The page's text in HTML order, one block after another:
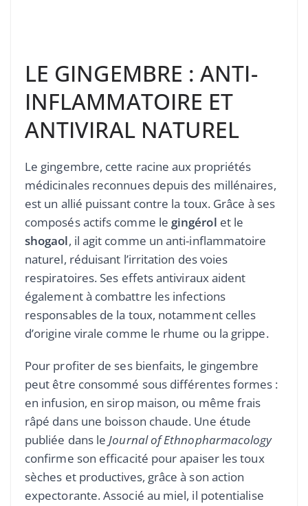
LE GINGEMBRE : ANTI-
INFLAMMATOIRE ET
ANTIVIRAL NATUREL
Le gingembre, cette racine aux propriétés
médicinales reconnues depuis des millénaires,
est un allié puissant contre la toux. Grâce à ses
composés actifs comme le gingérol et le
shogaol, il agit comme un anti-inflammatoire
naturel, réduisant l’irritation des voies
respiratoires. Ses effets antiviraux aident
également à combattre les infections
responsables de la toux, notamment celles
d’origine virale comme le rhume ou la grippe.
Pour profiter de ses bienfaits, le gingembre
peut être consommé sous différentes formes :
en infusion, en sirop maison, ou même frais
râpé dans une boisson chaude. Une étude
publiée dans leJournal of Ethnopharmacology
confirme son efficacité pour apaiser les toux
sèches et productives, grâce à son action
expectorante. Associé au miel, il potentialise